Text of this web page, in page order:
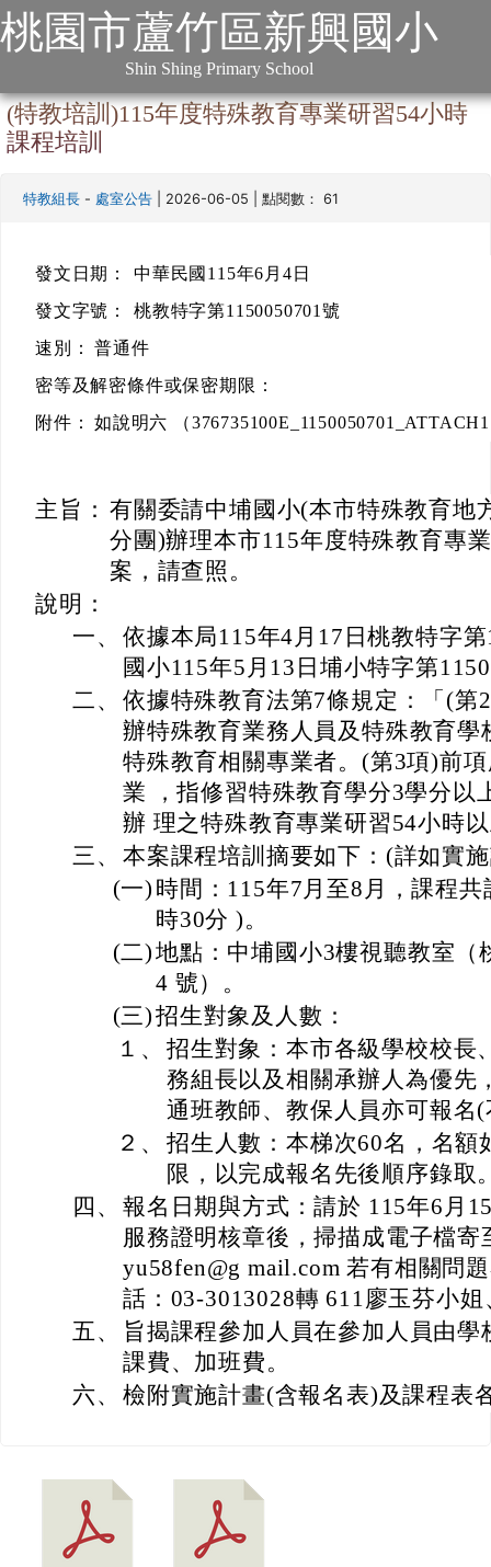
跳到主要內容
網站導覽
桃園市蘆竹區新興國小
Shin Shing Primary School
本站消息 分月文章
(特教培訓)115年度特殊教育專業研習54小時
課程培訓
特教組長 - 處室公告 | 2026-06-05 | 點閱數： 61
發文日期：
中華民國115年6月4日
發文字號：
桃教特字第1150050701號
速別：
普通件
密等及解密條件或保密期限：
附件：
如說明六 （
主旨： 有關委請中埔國小(本市特殊教育地
分團)辦理本市115年度特殊教育專
案，請查照。
說明：
一、 依據本局115年4月17日桃教特字
國小115年5月13日埔小特字第
二、 依據特殊教育法第7條規定：「(第
辦特殊教育業務人員及特殊教育
特殊教育相關專業者。(第3項)前
業 ，指修習特殊教育學分3學分以
辦 理之特殊教育專業研習54小時
三、 本案課程培訓摘要如下：(詳如實
(一) 時間：115年7月至8月，課程
時30分 )。
(二)地點：中埔國小3樓視聽教室（
4 號）。
(三)招生對象及人數：
１、 招生對象：本市各級學校校長
務組長以及相關承辦人為優先
通班教師、教保人員亦可報名
２、 招生人數：本梯次60名，名額
限，以完成報名先後順序錄取
四、 報名日期與方式：請於 115年6月
服務證明核章後，掃描成電子檔
yu58fen@g mail.com 若有相關問
話：03-3013028轉 611廖玉芬小
五、
旨揭課程參加人員在參加人員由
課費、加班費。
六、 檢附實施計畫(含報名表)及課程表